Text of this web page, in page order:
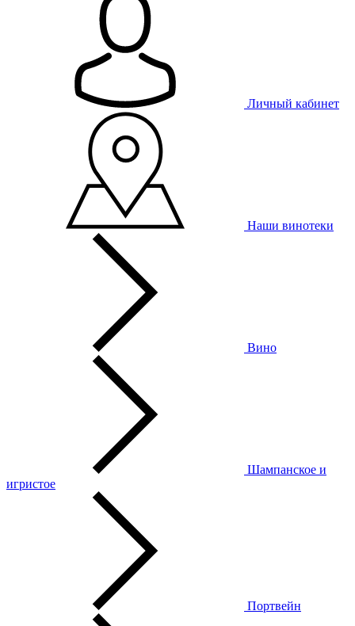
Личный кабинет
Наши винотеки
Вино
Шампанское и
игристое
Портвейн